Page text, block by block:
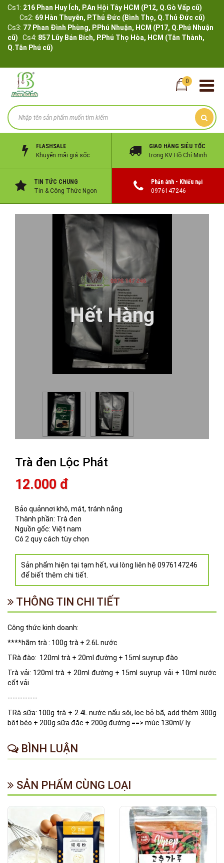
Cs1: 216 Phan Huy Ích, P.An Hội Tây HCM (P12, Q.Gò Vấp cũ)
Cs2: 69 Hàn Thuyên, P.Thủ Đức (Bình Thọ, Q.Thủ Đức cũ)
Cs3: 77 Phan Đình Phùng, P.Phú Nhuận, HCM (P17, Q.Phú Nhuận
cũ) Cs4: 857 Lũy Bán Bích, P.Phú Thọ Hòa, HCM (Tân Thành,
Q.Tân Phú cũ)
0
FLASHSALE
Khuyến mãi giá sốc
GIAO HÀNG SIÊU TỐC
trong KV Hồ Chí Minh
TIN TỨC CHUNG
Tin & Công Thức Ngon
Phản ánh - Khiếu nại
0976147246
Hết Hàng
Trà đen Lộc Phát
12.000 đ
Bảo quảnnơi khô, mát, tránh nắng
Thành phần: Trà đen
Nguồn gốc: Việt nam
Có 2 quy cách tùy chọn
Sản phẩm hiện tại tạm hết, vui lòng liên hệ 0976147246
để biết thêm chi tiết.
THÔNG TIN CHI TIẾT
Công thức kinh doanh:
****hãm trà : 100g trà + 2.6L nước
TRà đào: 120ml trà + 20ml đường + 15ml suyrup đào
Trà vải: 120ml trà + 20ml đường + 15ml suyrup vải + 10ml nước
cốt vải
------------
TRà sữa: 100g trà + 2.4L nước nấu sôi, lọc bỏ bã, add thêm 300g
bột béo + 200g sữa đặc + 200g đường ==> múc 130ml/ ly
BÌNH LUẬN
SẢN PHẨM CÙNG LOẠI